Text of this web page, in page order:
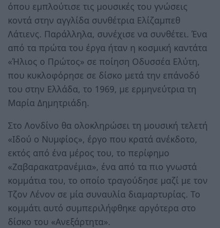
όπου εμπλούτισε τις μουσικές του γνώσεις
κοντά στην αγγλίδα συνθέτρια Ελίζαμπεθ
Λάτιενς. Παράλληλα, συνέχισε να συνθέτει. Ένα
από τα πρώτα του έργα ήταν η κοσμική καντάτα
«Ήλιος ο Πρώτος» σε ποίηση Οδυσσέα Ελύτη,
που κυκλοφόρησε σε δίσκο μετά την επάνοδό
του στην Ελλάδα, το 1969, με ερμηνεύτρια τη
Μαρία Δημητριάδη.
Στο Λονδίνο θα ολοκληρώσει τη μουσική τελετή
«Ιδού ο Νυμφίος», έργο που κρατά ανέκδοτο,
εκτός από ένα μέρος του, το περίφημο
«Ζαβαρακατρανέμια», ένα από τα πιο γνωστά
κομμάτια του, το οποίο τραγούδησε μαζί με τον
Τζον Λένον σε μία συναυλία διαμαρτυρίας. Το
κομμάτι αυτό συμπεριλήφθηκε αργότερα στο
δίσκο του «Ανεξάρτητα».